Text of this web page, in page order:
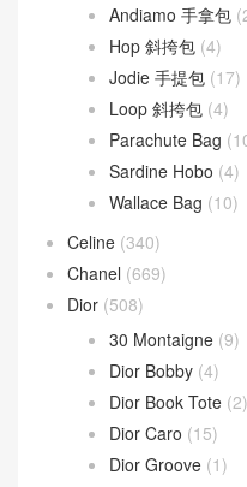
文章類目
(594)
Andiamo (30)
Andiamo 手拿包(2)
Hop 斜挎包
Jodie 手提包
Loop 斜挎包
Parachute Bag(10)
Sardine Hobo(4)
Wallace Bag(10)
Celine(340)
Chanel(669)